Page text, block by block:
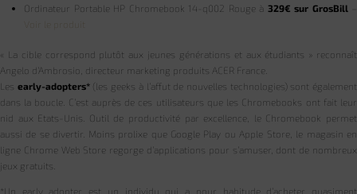
Ordinateur Portable HP Chromebook 14-q002 Rouge à 329€ sur GrosBill
Voir le produit
« La cible correspond plutôt aux jeunes générations et aux étudiants » reconnaît
Angelo d’Ambrosio, directeur marketing produits ACER France.
Les early-adopters*(les geeks à l’affut de nouvelles technologies) sont également
dans la boucle. C’est auprès de ces utilisateurs que les Chromebooks ont fait leur
nid aux Etats-Unis. Outil de productivité par excellence, le Chromebook permet
aussi de se divertir. Moins prolixe que Google Play ou Apple Store, le magasin en
ligne Chrome Web Store regorge d’applications pour s’amuser, dont de nombreux
jeux gratuits.
*Un early adopter est un individu qui a pour habitude d’acheter quasiment